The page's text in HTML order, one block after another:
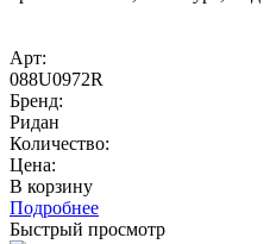
Арт:
088U0972R
Бренд:
Ридан
Количество:
Цена:
В корзину
Подробнее
Быстрый просмотр